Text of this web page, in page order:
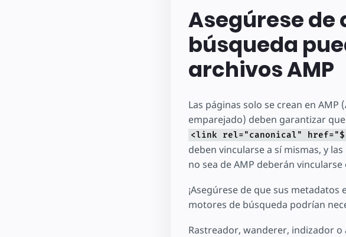
Asegúrese de
búsqueda
archivos AMP
Las páginas solo se crean en AMP
emparejado) deben garantizar
<link rel="canonical" href="$
deben vincularse a sí mismas, y
no sea de AMP deberán vincularse
¡Asegúrese de que sus metadatos
motores de búsqueda podrían
Rastreador, wanderer, indizador